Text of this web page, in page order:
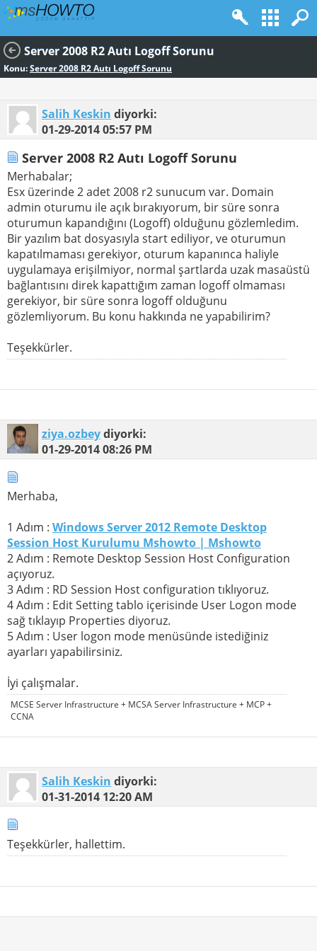
Server 2008 R2 Autı Logoff Sorunu
Konu:Server 2008 R2 Autı Logoff Sorunu
Salih Keskin diyorki:
01-29-201405:57 PM
Server 2008 R2 Autı Logoff Sorunu
Merhabalar;
Esx üzerinde 2 adet 2008 r2 sunucum var. Domain
admin oturumu ile açık bırakıyorum, bir süre sonra
oturumun kapandığını (Logoff) olduğunu gözlemledim.
Bir yazılım bat dosyasıyla start ediliyor, ve oturumun
kapatılmaması gerekiyor, oturum kapanınca haliyle
uygulamaya erişilmiyor, normal şartlarda uzak masaüstü
bağlantısını direk kapattığım zaman logoff olmaması
gerekiyor, bir süre sonra logoff olduğunu
gözlemliyorum. Bu konu hakkında ne yapabilirim?
Teşekkürler.
ziya.ozbeydiyorki:
01-29-201408:26 PM
Merhaba,
1 Adım : Windows Server 2012 Remote Desktop
Session Host Kurulumu Mshowto | Mshowto
2 Adım : Remote Desktop Session Host Configuration
açıyoruz.
3 Adım : RD Session Host configuration tıklıyoruz.
4 Adım : Edit Setting tablo içerisinde User Logon mode
sağ tıklayıp Properties diyoruz.
5 Adım : User logon mode menüsünde istediğiniz
ayarları yapabilirsiniz.
İyi çalışmalar.
MCSE Server Infrastructure + MCSA Server Infrastructure + MCP +
CCNA
Salih Keskin diyorki:
01-31-2014 12:20 AM
Teşekkürler, hallettim.